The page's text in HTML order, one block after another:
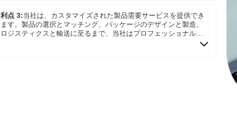
利点 3:当社は、カスタマイズされた製品需要サービスを提供でき
ます。製品の選択とマッチング、パッケージのデザインと製造、
ロジスティクスと輸送に至るまで、当社はプロフェッショナルな
サービス サポートを提供します。当社はまた、協力の後期段階で